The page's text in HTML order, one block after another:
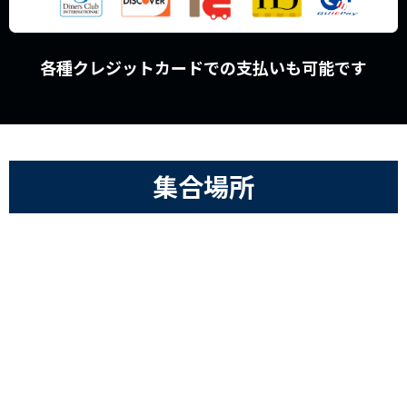
各種クレジットカードでの支払いも可能です
集合場所